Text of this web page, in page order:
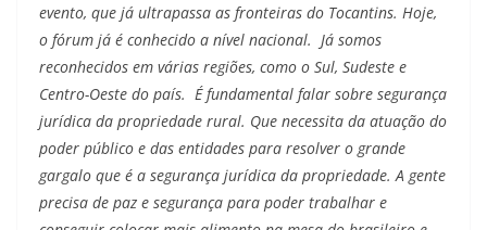
evento, que já ultrapassa as fronteiras do Tocantins. Hoje,
o fórum já é conhecido a nível nacional. Já somos
reconhecidos em várias regiões, como o Sul, Sudeste e
Centro-Oeste do país. É fundamental falar sobre segurança
jurídica da propriedade rural. Que necessita da atuação do
poder público e das entidades para resolver o grande
gargalo que é a segurança jurídica da propriedade. A gente
precisa de paz e segurança para poder trabalhar e